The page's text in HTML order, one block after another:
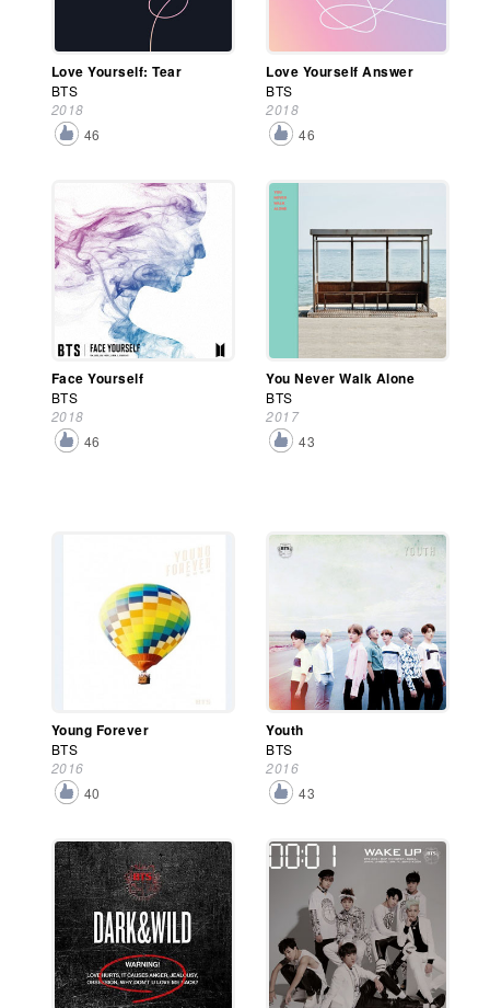
Love Yourself: Tear
BTS
2018
46
Love Yourself Answer
BTS
2018
46
Face Yourself
BTS
2018
46
You Never Walk Alone
BTS
2017
43
Young Forever
BTS
2016
40
Youth
BTS
2016
43